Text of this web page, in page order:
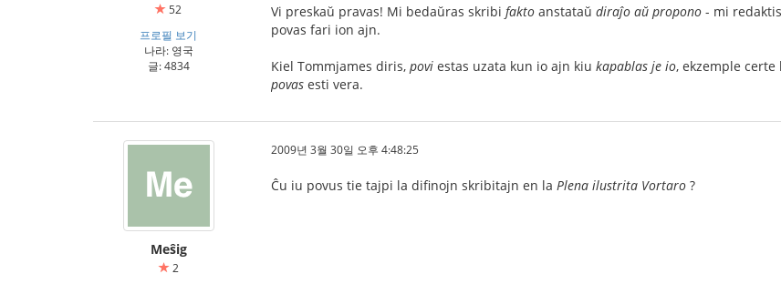
52
프로필 보기
나라: 영국
글: 4834
Vi preskaŭ pravas! Mi bedaŭras skribi fakto anstataŭ diraĵo aŭ propono - mi
povas fari ion ajn.
Kiel Tommjames diris, povi estas uzata kun io ajn kiu kapablas je io, ekzemple
povas esti vera.
Meŝig
2
2009년 3월 30일 오후 4:48:25
Ĉu iu povus tie tajpi la difinojn skribitajn en la Plena ilustrita Vortaro ?